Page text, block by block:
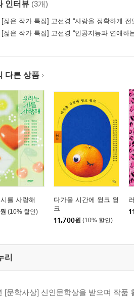
인터뷰 (3개)
[젊은 작가 특집] 고선경 “사랑을 정확하게 전달하
[젊은 작가 특집] 고선경 “인공지능과 연애하는 인
다른 상품
를 사랑해
원 (10% 할인)
다가올 시간에 윙크 윙
크
11,700원 (10% 할인)
리
[문학사상] 신인문학상을 받으며 작